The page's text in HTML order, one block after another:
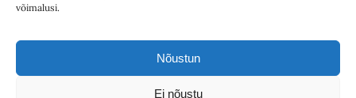
võimalusi.
Nõustun
Ei nõustu
Teksti- ja andmekaeve